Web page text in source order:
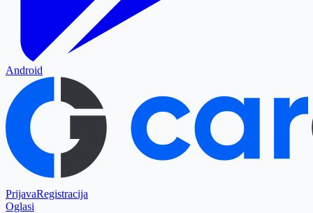
Android
PrijavaRegistracija
Oglasi